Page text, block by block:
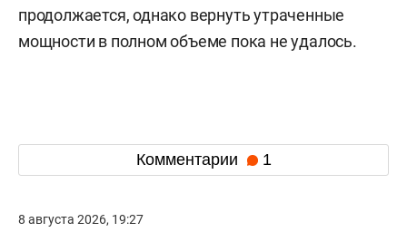
продолжается, однако вернуть утраченные
мощности в полном объеме пока не удалось.
Комментарии 1
8 августа 2026, 19:27